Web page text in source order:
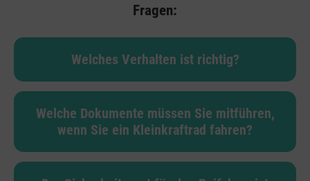
Fragen:
Welches Verhalten ist richtig?
Welche Dokumente müssen Sie mitführen,
wenn Sie ein Kleinkraftrad fahren?